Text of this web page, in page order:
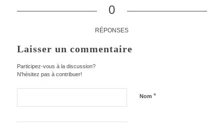
0
RÉPONSES
Laisser un commentaire
Participez-vous à la discussion?
N'hésitez pas à contribuer!
Nom *